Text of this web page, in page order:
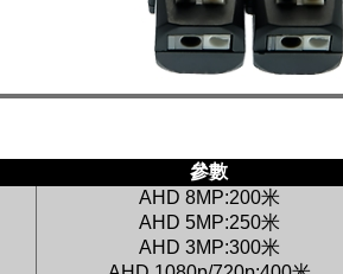
參數
AHD 8MP:200米
AHD 5MP:250米
AHD 3MP:300米